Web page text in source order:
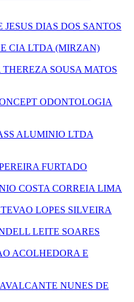
JESUS DIAS DOS SANTOS
CIA LTDA (MIRZAN)
SOUSA MATOS
ODONTOLOGIA
ALUMINIO LTDA
FURTADO
COSTA CORREIA LIMA
LOPES SILVEIRA
LEITE SOARES
ACOLHEDORA E
NUNES DE